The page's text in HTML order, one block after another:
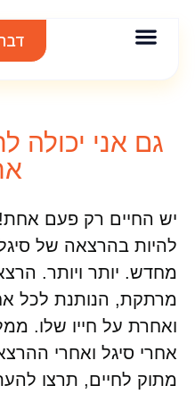
גם אני יכולה
יש החיים רק פעם
להיות בהרצאה של
מחדש. יותר ויותר.
מרתקת, הנותנת לכל
ואחרת על חייו שלו.
אחרי סיגל ואחרי
מתוק לחיים, תרצו